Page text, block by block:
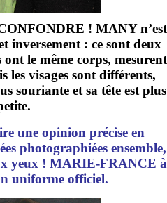
! MANY n’est
inversement : ce sont deux
ont le même corps, mesurent
les visages sont différents,
souriante et sa tête est plus
une opinion précise en
photographiées ensemble,
yeux ! MARIE-FRANCE à
uniforme officiel.